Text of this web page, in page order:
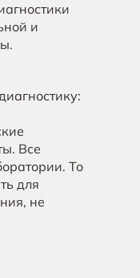
и
Все
То
для
не